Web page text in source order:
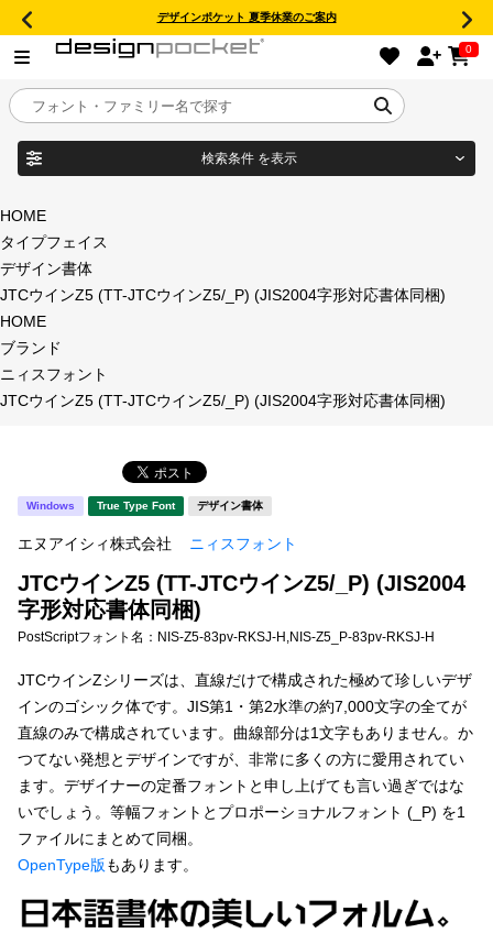
デザインポケット 夏季休業のご案内
0
目的別フォントガイド
特集
年間ライセンス商品
新着一覧
カート 0
お気に入り
ご利用ガイド
よくあるご質問
お問い合わせ
検索条件 を表示
商品名
タイプフェイス
明朝体
宋朝体
教科書体 行書体
草書体 勘亭流
江戸文字 デザイン毛筆
すべてを表示
太さ・ウェイト
HOME
タイプフェイス
デザイン書体
JTCウインZ5 (TT-JTCウインZ5/_P) (JIS2004字形対応書体同梱)
HOME
ブランド
ニィスフォント
JTCウインZ5 (TT-JTCウインZ5/_P) (JIS2004字形対応書体同梱)
Windows True Type Font デザイン書体
エヌアイシィ株式会社 ニィスフォント
JTCウインZ5 (TT-JTCウインZ5/_P) (JIS2004
字形対応書体同梱)
PostScriptフォント名： NIS-Z5-83pv-RKSJ-H,NIS-Z5_P-83pv-RKSJ-H
JTCウインZシリーズは、直線だけで構成された極めて珍しいデザ
インのゴシック体です。JIS第1・第2水準の約7,000文字の全てが
直線のみで構成されています。曲線部分は1文字もありません。か
つてない発想とデザインですが、非常に多くの方に愛用されてい
ます。デザイナーの定番フォントと申し上げても言い過ぎではな
いでしょう。等幅フォントとプロポーショナルフォント (_P) を1
ファイルにまとめて同梱。
OpenType版もあります。